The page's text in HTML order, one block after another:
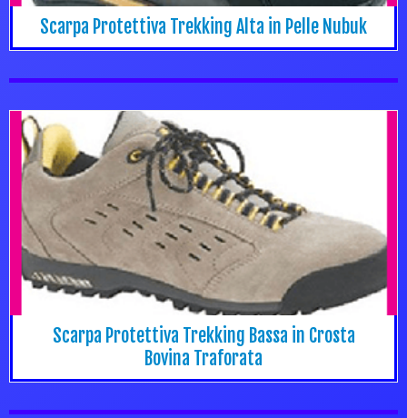
Scarpa Protettiva Trekking Alta in Pelle Nubuk
Scarpa Protettiva Trekking Bassa in Crosta
Bovina Traforata